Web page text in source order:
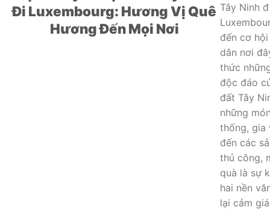
Đi Luxembourg: Hương Vị Quê
Hương Đến Mọi Nơi
Tây Ninh
đến cơ
dân nơi
thức
độc đáo
đất Tây
những
thống, gia
đến các
thủ công,
quà là sự
hai nền
lại cảm